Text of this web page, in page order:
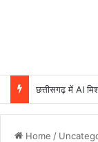
छत्तीसगढ़ में AI
Home /